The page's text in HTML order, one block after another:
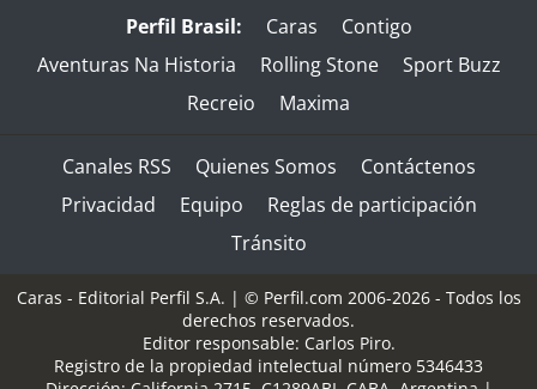
Perfil Brasil: Caras
Contigo
Aventuras Na Historia
Rolling Stone
Sport Buzz
Recreio
Maxima
Canales RSS Quienes Somos
Contáctenos
Privacidad
Equipo
Reglas de participación
Tránsito
Caras - Editorial Perfil S.A. | © Perfil.com 2006-2026 - Todos los
derechos reservados.
Editor responsable: Carlos Piro.
Registro de la propiedad intelectual número 5346433